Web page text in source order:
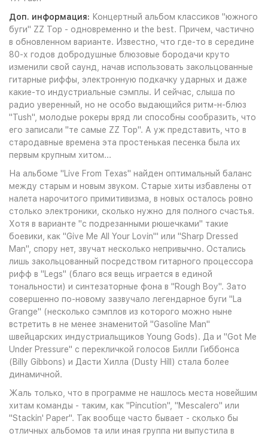
Доп. информация: Концертный альбом классиков "южного
буги" ZZ Top - одновременно и the best. Причем, частично
в обновленном варианте. Известно, что где-то в середине
80-х годов добродушные блюзовые бородачи круто
изменили свой саунд, начав использовать закольцованные
гитарные риффы, электронную подкачку ударных и даже
какие-то индустриальные сэмплы. И сейчас, слыша по
радио уверенный, но не особо выдающийся ритм-н-блюз
"Tush", молодые рокеры вряд ли способны сообразить, что
его записали "те самые ZZ Top". А уж представить, что в
стародавные времена эта простенькая песенка была их
первым крупным хитом...
На альбоме "Live From Texas" найден оптимальный баланс
между старым и новым звуком. Старые хиты избавлены от
налета нарочитого примитивизма, в новых осталось ровно
столько электроники, сколько нужно для полного счастья.
Хотя в варианте "с подрезанными рюшечками" такие
боевики, как "Give Me All Your Lovin'" или "Sharp Dressed
Man", спору нет, звучат несколько непривычно. Остались
лишь закольцованный посредством гитарного процессора
рифф в "Legs" (благо вся вещь играется в единой
тональности) и синтезаторные фона в "Rough Boy". Зато
совершенно по-новому зазвучало легендарное буги "La
Grange" (несколько сэмплов из которого можно ныне
встретить в не менее знаменитой "Gasoline Man"
швейцарских индустриальщиков Young Gods). Да и "Got Me
Under Pressure" с перекличкой голосов Билли Гиббонса
(Billy Gibbons) и Дасти Хилла (Dusty Hill) стала более
динамичной.
Жаль только, что в программе не нашлось места новейшим
хитам команды - таким, как "Pincution", "Mescalero" или
"Stackin' Paper". Так вообще часто бывает - сколько бы
отличных альбомов та или иная группа ни выпустила в